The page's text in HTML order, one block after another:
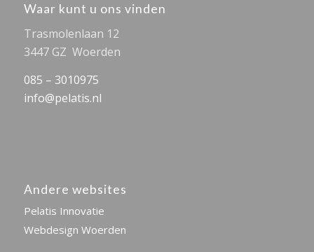
Waar kunt u ons vinden
Trasmolenlaan 12
3447 GZ Woerden
085 – 3010975
info@pelatis.nl
Andere websites
Pelatis Innovatie
Webdesign Woerden